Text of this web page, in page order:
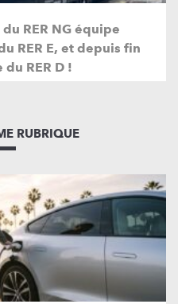
RER NG équipe
RER E, et depuis fin
RER D !
RUBRIQUE